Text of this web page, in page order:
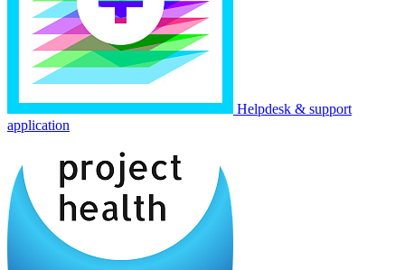
Helpdesk & support
application